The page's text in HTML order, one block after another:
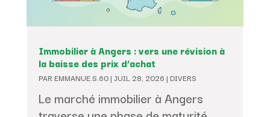
Immobilier à Angers : vers une révision à
la baisse des prix d’achat
PAR EMMANUE.S.60| JUIL 28, 2026 | DIVERS
Le marché immobilier à Angers